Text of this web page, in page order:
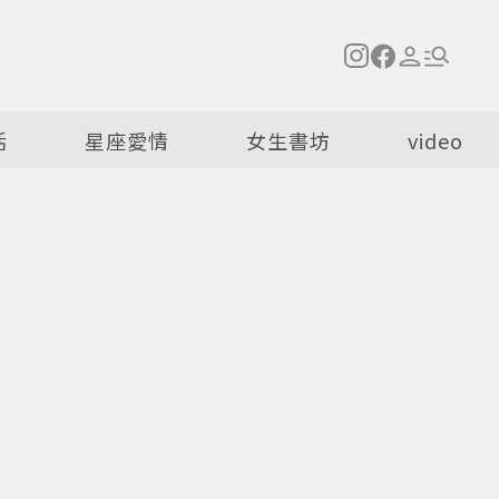
星座愛情 女生書坊 video